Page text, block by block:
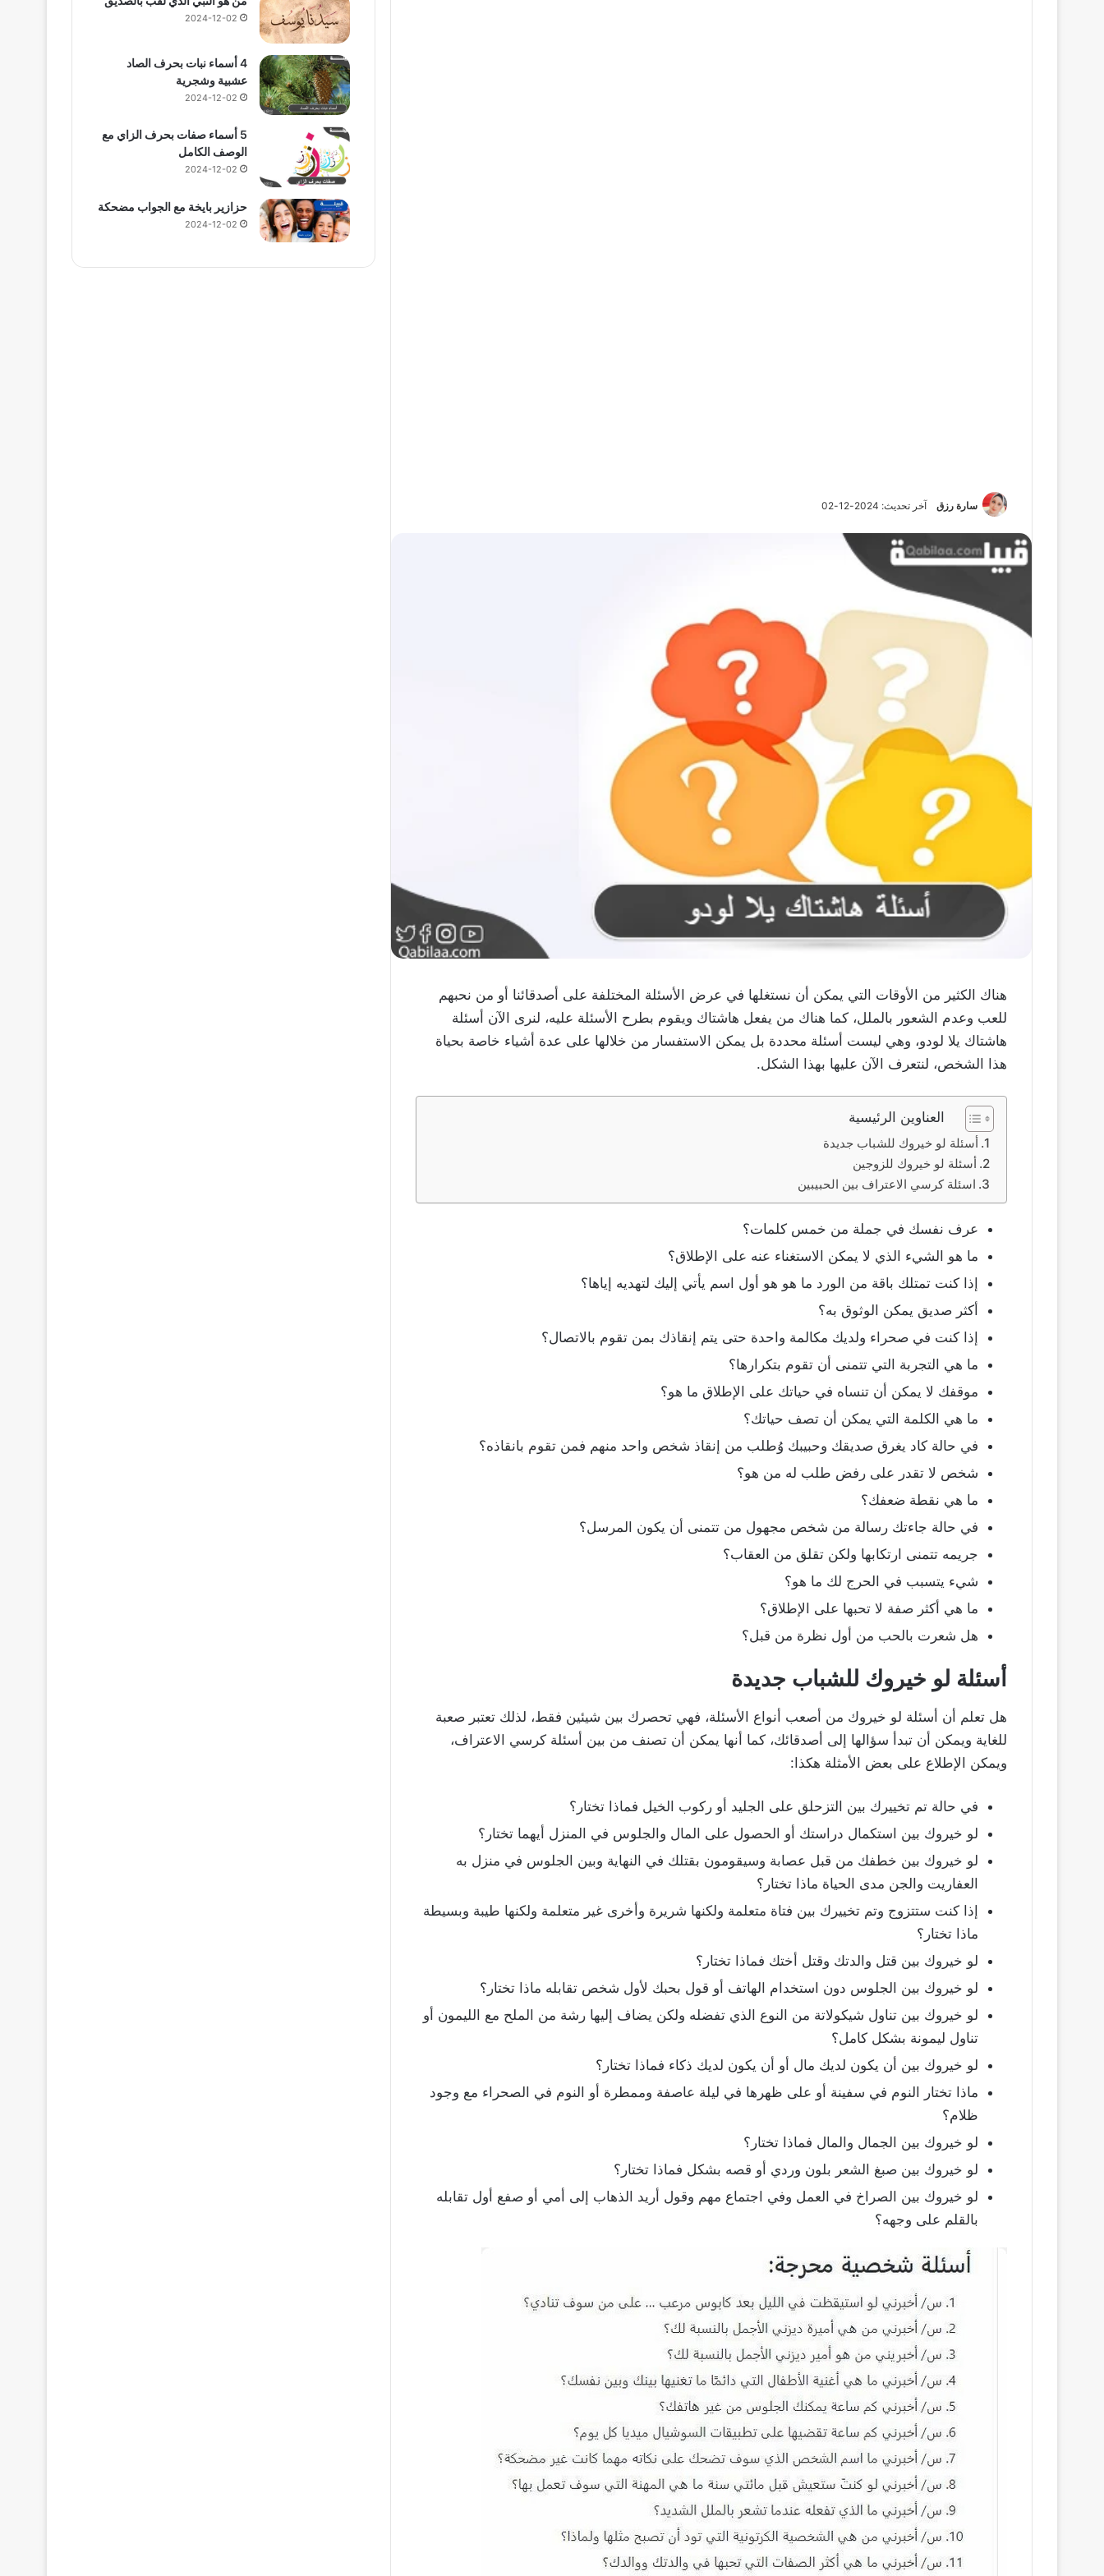
سارة رزق آخر تحديث: 2024-12-02
هناك الكثير من الأوقات التي يمكن أن نستغلها في عرض الأسئلة المختلفة على أصدقائنا أو من نحبهم
للعب وعدم الشعور بالملل، كما هناك من يفعل هاشتاك ويقوم بطرح الأسئلة عليه، لنرى الآن أسئلة
هاشتاك يلا لودو، وهي ليست أسئلة محددة بل يمكن الاستفسار من خلالها على عدة أشياء خاصة بحياة
هذا الشخص، لنتعرف الآن عليها بهذا الشكل.
العناوين الرئيسية
أسئلة لو خيروك للشباب جديدة
أسئلة لو خيروك للزوجين
اسئلة كرسي الاعتراف بين الحبيبين
عرف نفسك في جملة من خمس كلمات؟
ما هو الشيء الذي لا يمكن الاستغناء عنه على الإطلاق؟
إذا كنت تمتلك باقة من الورد ما هو هو أول اسم يأتي إليك لتهديه إياها؟
أكثر صديق يمكن الوثوق به؟
إذا كنت في صحراء ولديك مكالمة واحدة حتى يتم إنقاذك بمن تقوم بالاتصال؟
ما هي التجربة التي تتمنى أن تقوم بتكرارها؟
موقفك لا يمكن أن تنساه في حياتك على الإطلاق ما هو؟
ما هي الكلمة التي يمكن أن تصف حياتك؟
في حالة كاد يغرق صديقك وحبيبك وُطلب من إنقاذ شخص واحد منهم فمن تقوم بانقاذه؟
شخص لا تقدر على رفض طلب له من هو؟
ما هي نقطة ضعفك؟
في حالة جاءتك رسالة من شخص مجهول من تتمنى أن يكون المرسل؟
جريمه تتمنى ارتكابها ولكن تقلق من العقاب؟
شيء يتسبب في الحرج لك ما هو؟
ما هي أكثر صفة لا تحبها على الإطلاق؟
هل شعرت بالحب من أول نظرة من قبل؟
أسئلة لو خيروك للشباب جديدة
هل تعلم أن أسئلة لو خيروك من أصعب أنواع الأسئلة، فهي تحصرك بين شيئين فقط، لذلك تعتبر صعبة
للغاية ويمكن أن تبدأ سؤالها إلى أصدقائك، كما أنها يمكن أن تصنف من بين أسئلة كرسي الاعتراف،
ويمكن الإطلاع على بعض الأمثلة هكذا:
في حالة تم تخييرك بين التزحلق على الجليد أو ركوب الخيل فماذا تختار؟
لو خيروك بين استكمال دراستك أو الحصول على المال والجلوس في المنزل أيهما تختار؟
لو خيروك بين خطفك من قبل عصابة وسيقومون بقتلك في النهاية وبين الجلوس في منزل به
العفاريت والجن مدى الحياة ماذا تختار؟
إذا كنت ستتزوج وتم تخييرك بين فتاة متعلمة ولكنها شريرة وأخرى غير متعلمة ولكنها طيبة وبسيطة
ماذا تختار؟
لو خيروك بين قتل والدتك وقتل أختك فماذا تختار؟
لو خيروك بين الجلوس دون استخدام الهاتف أو قول بحبك لأول شخص تقابله ماذا تختار؟
لو خيروك بين تناول شيكولاتة من النوع الذي تفضله ولكن يضاف إليها رشة من الملح مع الليمون أو
تناول ليمونة بشكل كامل؟
لو خيروك بين أن يكون لديك مال أو أن يكون لديك ذكاء فماذا تختار؟
ماذا تختار النوم في سفينة أو على ظهرها في ليلة عاصفة وممطرة أو النوم في الصحراء مع وجود
ظلام؟
لو خيروك بين الجمال والمال فماذا تختار؟
لو خيروك بين صبغ الشعر بلون وردي أو قصه بشكل فماذا تختار؟
لو خيروك بين الصراخ في العمل وفي اجتماع مهم وقول أريد الذهاب إلى أمي أو صفع أول تقابله
بالقلم على وجهه؟
2024-12-02
4 أسماء نبات بحرف الصاد
عشبية وشجرية
2024-12-02
5 أسماء صفات بحرف الزاي مع
الوصف الكامل
2024-12-02
حزازير بايخة مع الجواب مضحكة
2024-12-02